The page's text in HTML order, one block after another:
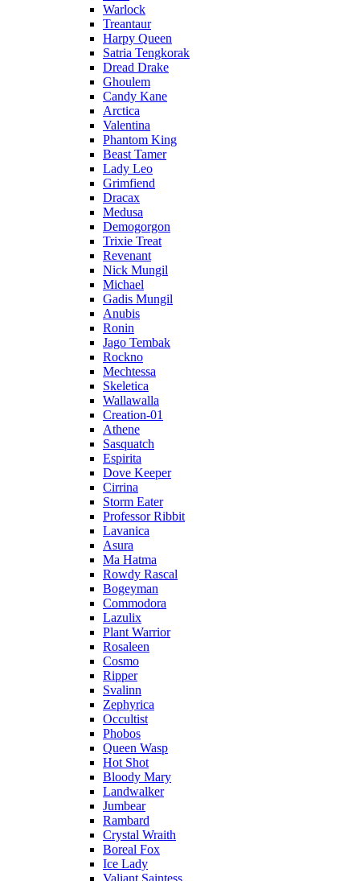
Warlock
Treantaur
Harpy Queen
Satria Tengkorak
Dread Drake
Ghoulem
Candy Kane
Arctica
Valentina
Phantom King
Beast Tamer
Lady Leo
Grimfiend
Dracax
Medusa
Demogorgon
Trixie Treat
Revenant
Nick Mungil
Michael
Gadis Mungil
Anubis
Ronin
Jago Tembak
Rockno
Mechtessa
Skeletica
Wallawalla
Creation-01
Athene
Sasquatch
Espirita
Dove Keeper
Cirrina
Storm Eater
Professor Ribbit
Lavanica
Asura
Ma Hatma
Rowdy Rascal
Bogeyman
Commodora
Lazulix
Plant Warrior
Rosaleen
Cosmo
Ripper
Svalinn
Zephyrica
Occultist
Phobos
Queen Wasp
Hot Shot
Bloody Mary
Landwalker
Jumbear
Rambard
Crystal Wraith
Boreal Fox
Ice Lady